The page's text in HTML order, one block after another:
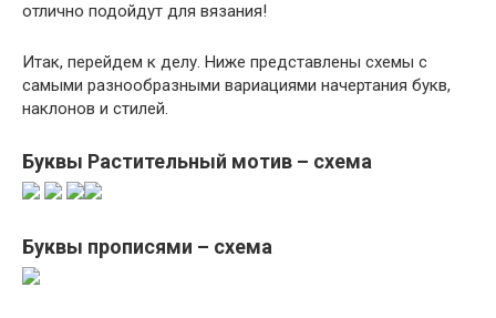
отлично подойдут для вязания!
Итак, перейдем к делу. Ниже представлены схемы с
самыми разнообразными вариациями начертания букв,
наклонов и стилей.
Буквы Растительный мотив – схема
Буквы прописями – схема